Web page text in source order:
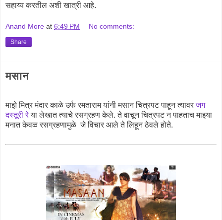
सहाय्य करतील अशी खात्री आहे.
Anand More at 6:49 PM No comments:
Share
मसान
माझे मित्र मंदार काळे उर्फ रमताराम यांनी मसान चित्रपट पाहून त्यावरजग
दस्तूरी रेया लेखात त्याचे रसग्रहण केले. ते वाचून चित्रपट न पाहताच माझ्या
मनात केवळ रसग्रहणामुळे जे विचार आले ते लिहून ठेवले होते.